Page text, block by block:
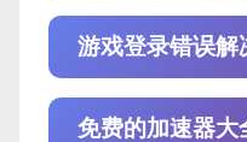
游戏登录错误解
免费的加速器大